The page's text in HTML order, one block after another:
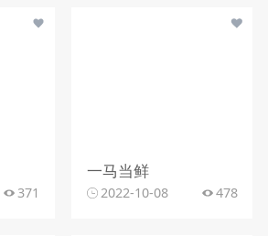
371
一马当鲜
2022-10-08 478